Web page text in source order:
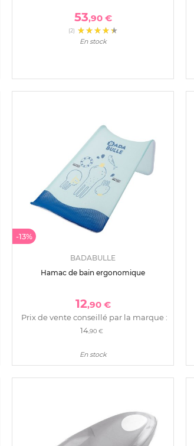
53,90 €
(2)
En stock
-13%
BADABULLE
Hamac de bain ergonomique
12,90 €
Prix de vente conseillé par la marque :
14,90 €
En stock